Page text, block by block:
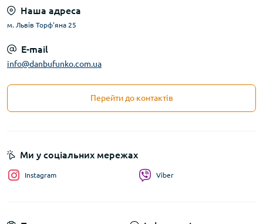
Наша адреса
м. Львів Торф'яна 25
E-mail
info@danbufunko.com.ua
Перейти до контактів
Ми у соціальних мережах
Instagram Viber